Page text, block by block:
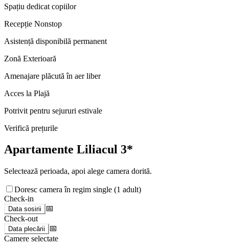
Spațiu dedicat copiilor
Recepție Nonstop
Asistență disponibilă permanent
Zonă Exterioară
Amenajare plăcută în aer liber
Acces la Plajă
Potrivit pentru sejururi estivale
Verifică prețurile
Apartamente Liliacul 3*
Selectează perioada, apoi alege camera dorită.
Doresc camera în regim single (1 adult)
Check-in
Data sosirii
📅
Check-out
Data plecării
📅
Camere selectate